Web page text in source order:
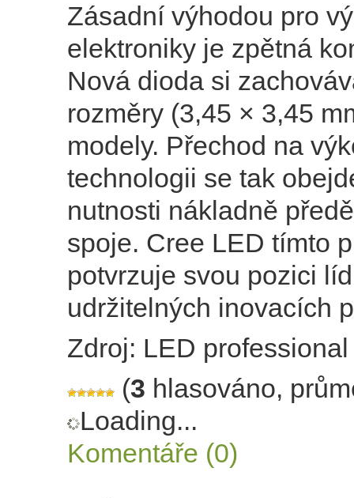
Zásadní výhodou pro
elektroniky je zpětná
Nová dioda si
rozměry (3,45 × 3,45
modely. Přechod na
technologii se tak
nutnosti nákladně
spoje. Cree LED tímto
potvrzuje svou pozici
udržitelných inovacích
Zdroj: LED professional
(3 hlasováno,
Loading...
Komentáře (0)